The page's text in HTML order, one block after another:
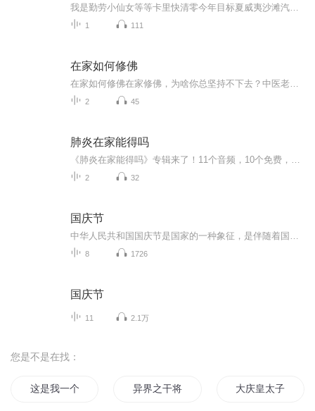
1 111
在家如何修佛
2 45
肺炎在家能得吗
2 32
国庆节
8 1726
国庆节
11 2.1万
您是不是在找：
这是我一个人干的 异界之干将传说 大庆皇太子